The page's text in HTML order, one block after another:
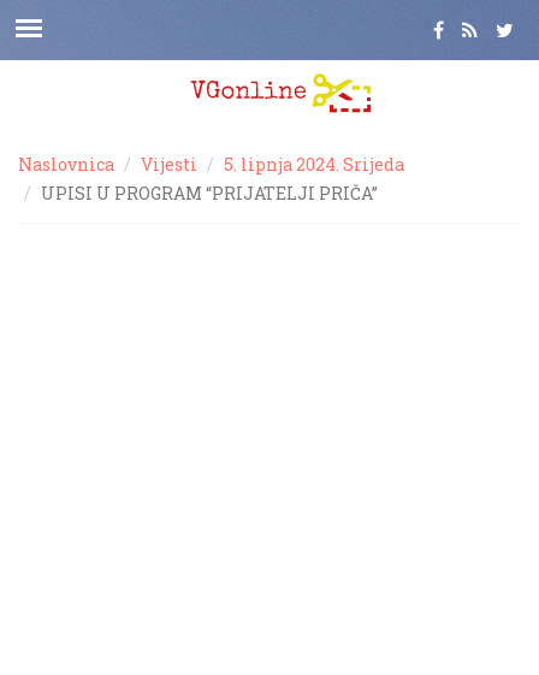
Naslovnica Vijesti
5. lipnja 2024. Srijeda
UPISI U PROGRAM “PRIJATELJI PRIČA”